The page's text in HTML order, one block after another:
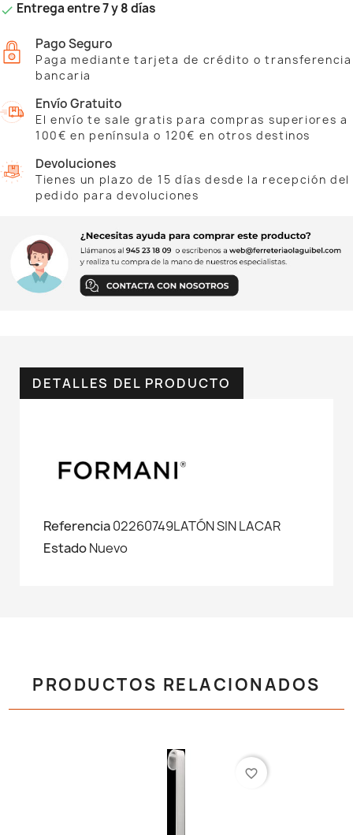
 Entrega entre 7 y 8 días
Pago Seguro
Paga mediante tarjeta de crédito o transferencia
bancaria
Envío Gratuito
El envío te sale gratis para compras superiores a
100€ en península o 120€ en otros destinos
Devoluciones
Tienes un plazo de 15 días desde la recepción del
pedido para devoluciones
DETALLES DEL PRODUCTO
Referencia02260749LATÓN SIN LACAR
EstadoNuevo
PRODUCTOS RELACIONADOS
favorite_border